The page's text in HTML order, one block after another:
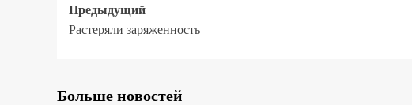
Предыдущий
Растеряли заряженность
Больше новостей